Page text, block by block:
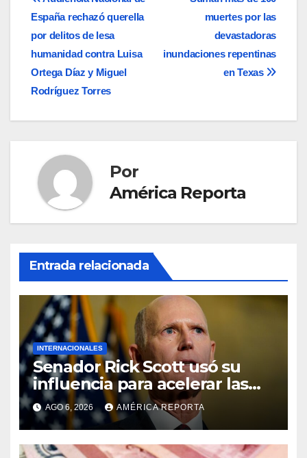
de
entradas
muertes por las
devastadoras
inundaciones repentinas
en Texas
España rechazó querella
por delitos de lesa
humanidad contra Luisa
Ortega Díaz y Miguel
Rodríguez Torres
Por
América Reporta
Entrada relacionada
INTERNACIONALES
Senador Rick Scott usó su
influencia para acelerar las
elecciones en Venezuela
AGO 6, 2026 AMÉRICA REPORTA